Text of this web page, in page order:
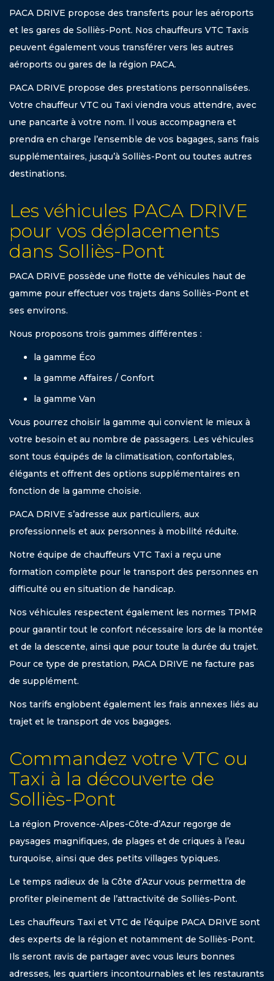
PACA DRIVE propose des transferts pour les aéroports
et les gares de Solliès-Pont. Nos chauffeurs VTC Taxis
peuvent également vous transférer vers les autres
aéroports ou gares de la région PACA.
PACA DRIVE propose des prestations personnalisées.
Votre chauffeur VTC ou Taxi viendra vous attendre, avec
une pancarte à votre nom. Il vous accompagnera et
prendra en charge l’ensemble de vos bagages, sans frais
supplémentaires, jusqu’à Solliès-Pont ou toutes autres
destinations.
Les véhicules PACA DRIVE
pour vos déplacements
dans Solliès-Pont
PACA DRIVE possède une flotte de véhicules haut de
gamme pour effectuer vos trajets dans Solliès-Pont et
ses environs.
Nous proposons trois gammes différentes :
la gamme Éco
la gamme Affaires / Confort
la gamme Van
Vous pourrez choisir la gamme qui convient le mieux à
votre besoin et au nombre de passagers. Les véhicules
sont tous équipés de la climatisation, confortables,
élégants et offrent des options supplémentaires en
fonction de la gamme choisie.
PACA DRIVE s’adresse aux particuliers, aux
professionnels et aux personnes à mobilité réduite.
Notre équipe de chauffeurs VTC Taxi a reçu une
formation complète pour le transport des personnes en
difficulté ou en situation de handicap.
Nos véhicules respectent également les normes TPMR
pour garantir tout le confort nécessaire lors de la montée
et de la descente, ainsi que pour toute la durée du trajet.
Pour ce type de prestation, PACA DRIVE ne facture pas
de supplément.
Nos tarifs englobent également les frais annexes liés au
trajet et le transport de vos bagages.
Commandez votre VTC ou
Taxi à la découverte de
Solliès-Pont
La région Provence-Alpes-Côte-d’Azur regorge de
paysages magnifiques, de plages et de criques à l’eau
turquoise, ainsi que des petits villages typiques.
Le temps radieux de la Côte d’Azur vous permettra de
profiter pleinement de l’attractivité de Solliès-Pont.
Les chauffeurs Taxi et VTC de l’équipe PACA DRIVE sont
des experts de la région et notamment de Solliès-Pont.
Ils seront ravis de partager avec vous leurs bonnes
adresses, les quartiers incontournables et les restaurants